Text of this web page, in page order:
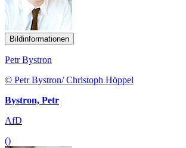
Bildinformationen
Petr Bystron
© Petr Bystron/ Christoph Höppel
Bystron, Petr
AfD
()